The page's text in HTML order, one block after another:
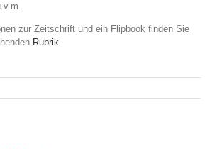
zur Zeitschrift und ein Flipbook finden Sie
Rubrik.